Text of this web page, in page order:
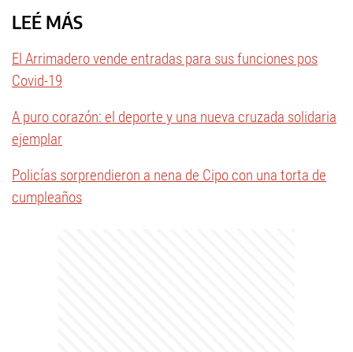
LEÉ MÁS
El Arrimadero vende entradas para sus funciones pos
Covid-19
A puro corazón: el deporte y una nueva cruzada solidaria
ejemplar
Policías sorprendieron a nena de Cipo con una torta de
cumpleaños